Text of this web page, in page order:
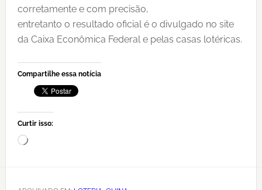
corretamente e com precisão,
entretanto o resultado oficial é o divulgado no site
da Caixa Econômica Federal e pelas casas lotéricas.
Compartilhe essa notícia
Curtir isso:
Carregando...